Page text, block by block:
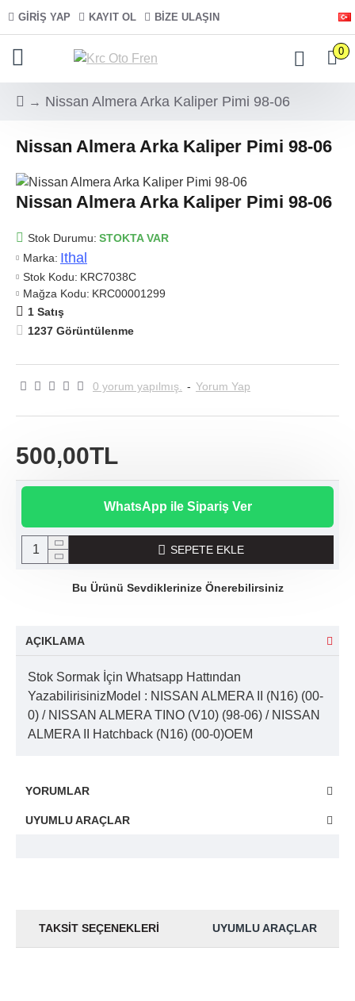
GIRIŞ YAP KAYIT OL BIZE ULAŞIN
0
Nissan Almera Arka Kaliper Pimi 98-06
Nissan Almera Arka Kaliper Pimi 98-06
Nissan Almera Arka Kaliper Pimi 98-06
Stok Durumu: STOKTA VAR
Marka: Ithal
Stok Kodu: KRC7038C
Mağza Kodu: KRC00001299
1 Satış
1237 Görüntülenme
0 yorum yapılmış. - Yorum Yap
500,00TL
WhatsApp ile Sipariş Ver
SEPETE EKLE
Bu Ürünü Sevdiklerinize Önerebilirsiniz
AÇIKLAMA
Stok Sormak İçin Whatsapp Hattından
YazabilirisinizModel : NISSAN ALMERA II (N16) (00-
0) / NISSAN ALMERA TINO (V10) (98-06) / NISSAN
ALMERA II Hatchback (N16) (00-0)OEM
YORUMLAR
UYUMLU ARAÇLAR
TAKSIT SEÇENEKLERI UYUMLU ARAÇLAR